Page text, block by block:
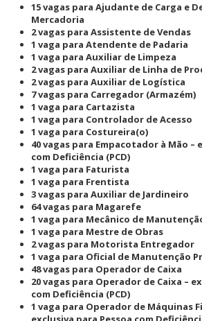
15 vagas para Ajudante de Carga e
Mercadoria
2 vagas para Assistente de Vendas
1 vaga para Atendente de Padaria
1 vaga para Auxiliar de Limpeza
2 vagas para Auxiliar de Linha de
2 vagas para Auxiliar de Logística
7 vagas para Carregador (Armazém)
1 vaga para Cartazista
1 vaga para Controlador de Acesso
1 vaga para Costureira(o)
40 vagas para Empacotador à Mão –
com Deficiência (PCD)
1 vaga para Faturista
1 vaga para Frentista
3 vagas para Auxiliar de Jardineiro
64 vagas para Magarefe
1 vaga para Mecânico de
1 vaga para Mestre de Obras
2 vagas para Motorista Entregador
1 vaga para Oficial de Manutenção
48 vagas para Operador de Caixa
20 vagas para Operador de Caixa –
com Deficiência (PCD)
1 vaga para Operador de Máquinas